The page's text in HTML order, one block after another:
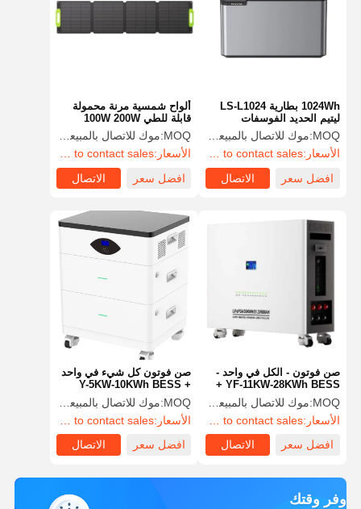
ألواح شمسية مرنة محمولة
قابلة للطي 100W 200W
300W 400W 1500V DC
MOQ: موك للاتصال بالمبيعات
الأسعار:FOB or DAP/DDP to contact sales
افضل سعر
الاتصال
1024Wh بطارية LS-L1024
ليتيم الحديد الفوسفات
1024Wh 52V
MOQ: موك للاتصال بالمبيعات
الأسعار:FOB or DAP/DDP to contact sales
افضل سعر
الاتصال
صن فوتون كل شيء في واحد
Y-5KW-10KWh BESS +
inverter الهجينة الشمسية
MOQ: موك للاتصال بالمبيعات
الأسعار:FOB or DAP/DDP to contact sales
افضل سعر
الاتصال
صن فوتون - الكل في واحد -
YF-11KW-28KWh BESS +
عاكس هجين
MOQ: موك للاتصال بالمبيعات
الأسعار:FOB or DAP/DDP to contact sales
افضل سعر
الاتصال
وفر وقتك